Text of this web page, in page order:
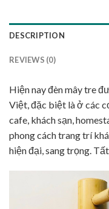
DESCRIPTION
REVIEWS (0)
Hiện nay đèn mây tre
Việt, đặc biệt là ở các
cafe, khách sạn,
phong cách trang trí
hiện đại, sang trọng.